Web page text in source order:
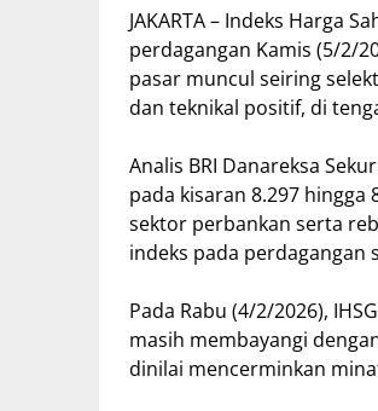
JAKARTA – Indeks Harga
perdagangan Kamis (5/2/
pasar muncul seiring
dan teknikal positif, di
Analis BRI Danareksa
pada kisaran 8.297
sektor perbankan serta
indeks pada perdagangan
Pada Rabu (4/2/2026),
masih membayangi
dinilai mencerminkan